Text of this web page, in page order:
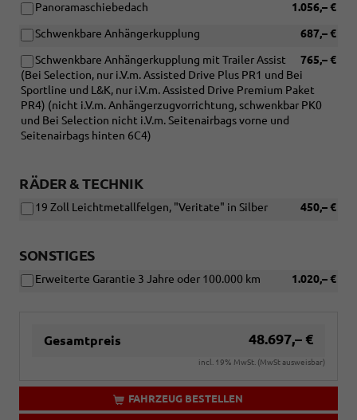
1.056,– €
Panoramaschiebedach
687,– €
Schwenkbare Anhängerkupplung
765,– €
Schwenkbare Anhängerkupplung mit Trailer Assist
(Bei Selection, nur i.V.m. Assisted Drive Plus PR1 und Bei
Sportline und L&K, nur i.V.m. Assisted Drive Premium Paket
PR4) (nicht i.V.m. Anhängerzugvorrichtung, schwenkbar PK0
und Bei Selection nicht i.V.m. Seitenairbags vorne und
Seitenairbags hinten 6C4)
RÄDER & TECHNIK
450,– €
19 Zoll Leichtmetallfelgen, "Veritate" in Silber
SONSTIGES
1.020,– €
Erweiterte Garantie 3 Jahre oder 100.000 km
Gesamtpreis 48.697,– €
incl. 19% MwSt. (MwSt ausweisbar)
FAHRZEUG BESTELLEN